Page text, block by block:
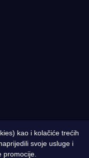
pridržana | Designed by
kao i kolačiće trećih
svoje usluge i
promocije.